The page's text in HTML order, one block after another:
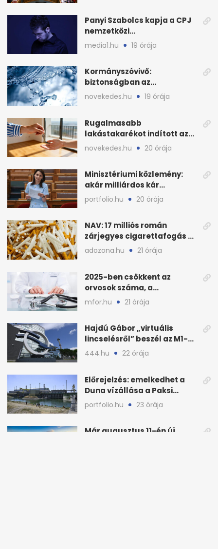
Panyi Szabolcs kapja a CPJ
nemzetközi
sajtószabadság-díját
media1.hu 19 órája
Kormányszóvivő:
biztonságban az
ivóvízkészlet, nincs
novekedes.hu 19 órája
Rugalmasabb
lakástakarékot indított az
OTP: két köztes kilépéssel
novekedes.hu 20 órája
Minisztériumi közlemény:
akár milliárdos kár
fenyegette Budapest fáit
portfolio.hu 20 órája
NAV: 17 milliós román
zárjegyes cigarettafogás az
M1-esen
adozona.hu 21 órája
2025-ben csökkent az
orvosok száma, a
háziorvosokra még több
mfor.hu 21 órája
Hajdú Gábor „virtuális
lincselésről” beszél az M1-
ből kirúgása után
444.hu 22 órája
Előrejelzés: emelkedhet a
Duna vízállása a Paksi
Atomerőműnél
portfolio.hu 23 órája
Már augusztus 11-én új